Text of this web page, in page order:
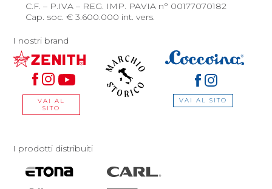
C.F. – P.IVA – REG. IMP. PAVIA n° 00177070182
Cap. soc. € 3.600.000 int. vers.
I nostri brand
VAI AL
SITO
VAI AL SITO
I prodotti distribuiti